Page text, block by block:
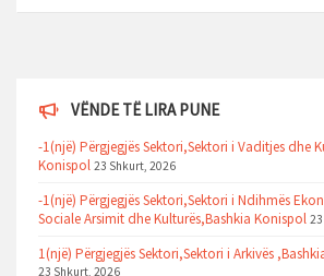
VËNDE TË LIRA PUNE
-1(një) Përgjegjës Sektori,Sektori i Vaditjes dhe
Konispol 23 Shkurt, 2026
-1(një) Përgjegjës Sektori,Sektori i Ndihmës
Sociale Arsimit dhe Kulturës,Bashkia Konispol
1(një) Përgjegjës Sektori,Sektori i Arkivës
23 Shkurt, 2026